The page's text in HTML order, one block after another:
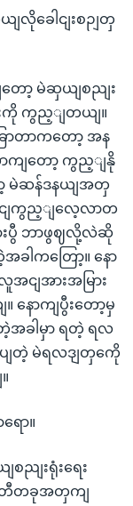
ျလိုခေါငျးစဉျတှ
တော့ မဲဆှယျစညျး
ကို ကွည့ျတယျ။
ာတာကတော့ အန
ာကျတော့ ကွည့ျနို
မဲဆန်ဒနယျအတှ
ာငျကွည့ျလေ့လာတ
းပွီ ဘာဖွဈလို့လဲဆို
ခါကတြော့။ နော
ငျအားအမြား
နောကျပွီးတော့မှ
အခါမှာ ရတဲ့ ရလ
ပျတဲ့ မဲရလဒျတှကေို
ော။
စညျးရုံးရေး
ါတီတခုအတှကျ